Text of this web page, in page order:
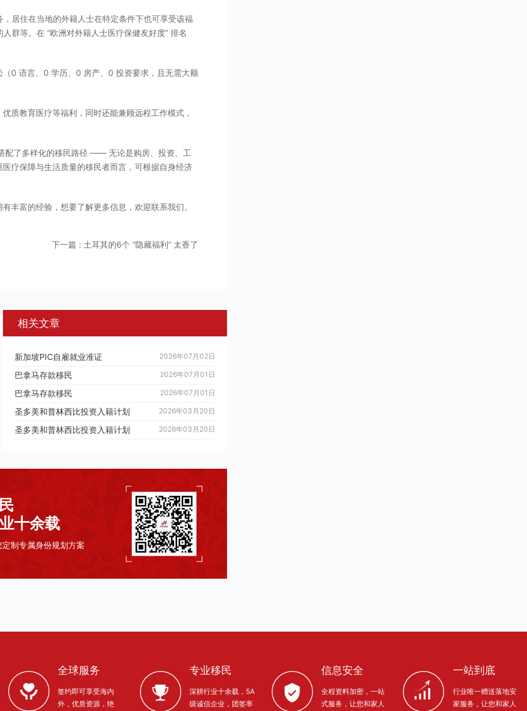
居住在当地的外籍人士在特定条件下也可享受该福
群等。在 “欧洲对外籍人士医疗保健友好度” 排名
0 语言、0 学历、0 房产、0 投资要求，且无需大额
质教育医疗等福利，同时还能兼顾远程工作模式，
配了多样化的移民路径 —— 无论是购房、投资、工
疗保障与生活质量的移民者而言，可根据自身经济
丰富的经验，想要了解更多信息，欢迎联系我们。
下一篇 : 土耳其的6个 “隐藏福利” 太香了
相关文章
2026年07月02日
新加坡PIC自雇就业准证
2026年07月01日
巴拿马存款移民
2026年07月01日
巴拿马存款移民
2026年03月20日
圣多美和普林西比投资入籍计划
2026年03月20日
圣多美和普林西比投资入籍计划
十余载
定制专属身份规划方案
全球服务
签约即可享受海内
外，优质资源，绝
专业移民
深耕行业十余载，5A
级诚信企业，团签率
信息安全
全程资料加密，一站
式服务，让您和家人
一站到底
行业唯一赠送落地安
家服务，让您和家人